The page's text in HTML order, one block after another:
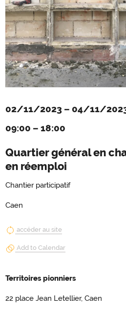
02/11/2023 – 04/11/
09:00 – 18:00
Quartier général en
en réemploi
Chantier participatif
Caen
accéder au site
Add to Calendar
Territoires pionniers
22 place Jean Letellier, Caen